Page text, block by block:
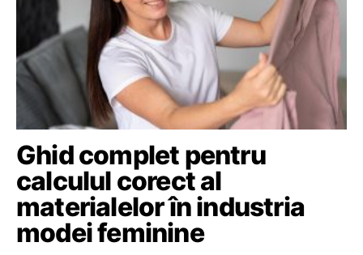
Ghid complet pentru
calculul corect al
materialelor în industria
modei feminine